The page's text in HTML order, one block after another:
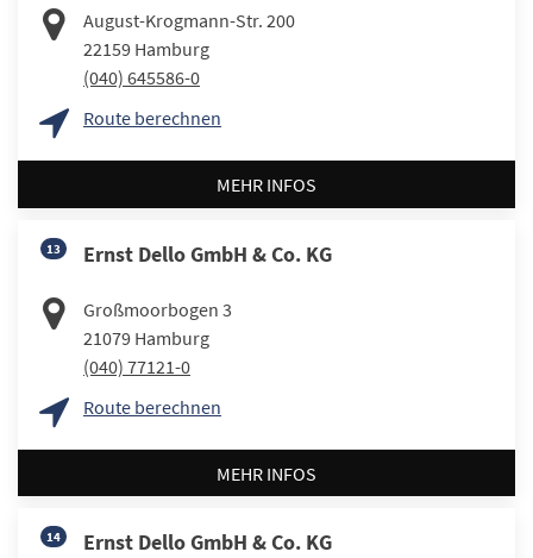
August-Krogmann-Str. 200
22159 Hamburg
(040) 645586-0
Route berechnen
MEHR INFOS
13 Ernst Dello GmbH & Co. KG
Großmoorbogen 3
21079 Hamburg
(040) 77121-0
Route berechnen
MEHR INFOS
14 Ernst Dello GmbH & Co. KG